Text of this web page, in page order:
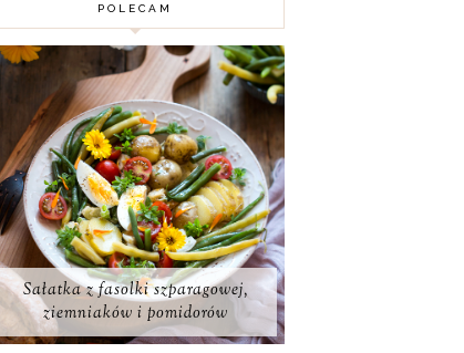
POLECAM
Sałatka z fasolki szparagowej,
ziemniaków i pomidorów